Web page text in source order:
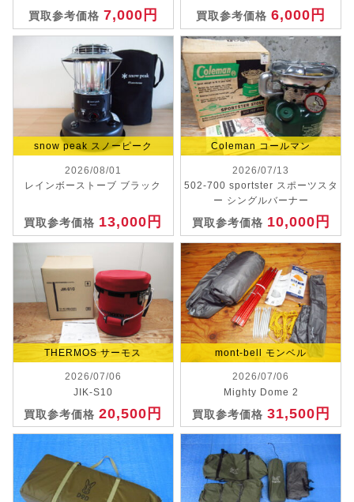
買取参考価格 7,000円 買取参考価格6,000円
snow peak スノーピーク
2026/08/01
レインボーストーブ ブラック
買取参考価格 13,000円
Coleman コールマン
2026/07/13
502-700 sportster スポーツスタ
ー シングルバーナー
買取参考価格 10,000円
THERMOS サーモス
2026/07/06
JIK-S10
買取参考価格20,500円
mont-bell モンベル
2026/07/06
Mighty Dome 2
買取参考価格 31,500円